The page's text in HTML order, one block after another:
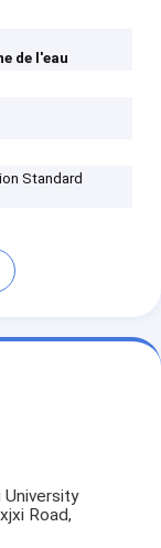
de l'eau
Standard
Road,